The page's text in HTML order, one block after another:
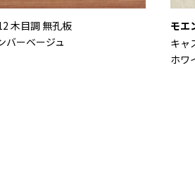
木目調 無孔板
バーベージュ
モエ
キャ
ホワ